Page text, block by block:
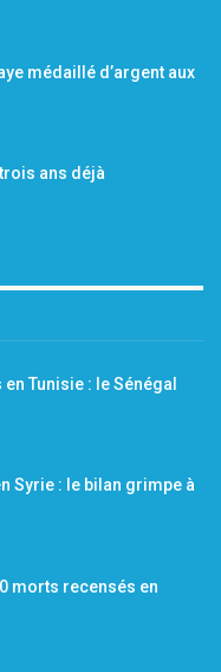
médaillé d’argent aux
ans déjà
Tunisie : le Sénégal
Syrie : le bilan grimpe à
morts recensés en